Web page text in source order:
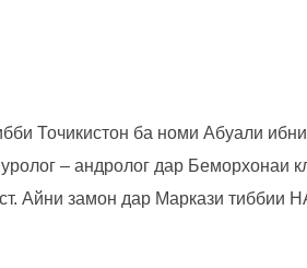
Точикистон ба номи Абуали
– андролог дар
Айни замон дар Маркази тиббии